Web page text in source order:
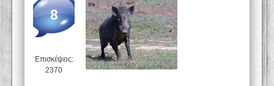
8
Επισκέψεις:
2370